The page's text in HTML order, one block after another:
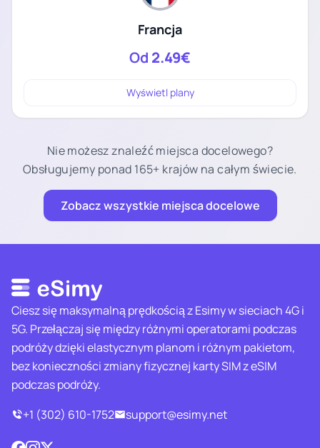
Francja
Od 2.49€
Wyświetl plany
Nie możesz znaleźć miejsca docelowego?
Obsługujemy ponad 165+ krajów na całym świecie.
Zobacz wszystkie miejsca docelowe
Ciesz się maksymalną prędkością z Esimy w sieciach 4G i
5G. Przełączaj się między różnymi operatorami podczas
podróży dzięki elastycznym planom i różnym pakietom,
bez konieczności zmiany fizycznej karty SIM z eSIM
podczas podróży.
+1 (302) 610-1752
support@esimy.net